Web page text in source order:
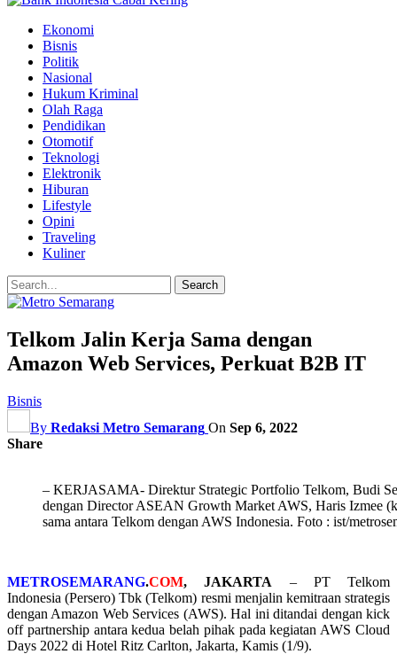
Ekonomi
Bisnis
Politik
Nasional
Hukum Kriminal
Olah Raga
Pendidikan
Otomotif
Teknologi
Elektronik
Hiburan
Lifestyle
Opini
Traveling
Kuliner
Telkom Jalin Kerja Sama dengan
Amazon Web Services, Perkuat B2B IT
Bisnis
By Redaksi Metro Semarang On Sep 6, 2022
Share
– KERJASAMA- Direktur Strategic Portfolio Telkom, Budi
dengan Director ASEAN Growth Market AWS, Haris Izmee
sama antara Telkom dengan AWS Indonesia. Foto : ist/
METROSEMARANG.COM, JAKARTA – PT Telkom
Indonesia (Persero) Tbk (Telkom) resmi menjalin kemitraan strategis
dengan Amazon Web Services (AWS). Hal ini ditandai dengan kick
off partnership antara kedua belah pihak pada kegiatan AWS Cloud
Days 2022 di Hotel Ritz Carlton, Jakarta, Kamis (1/9).